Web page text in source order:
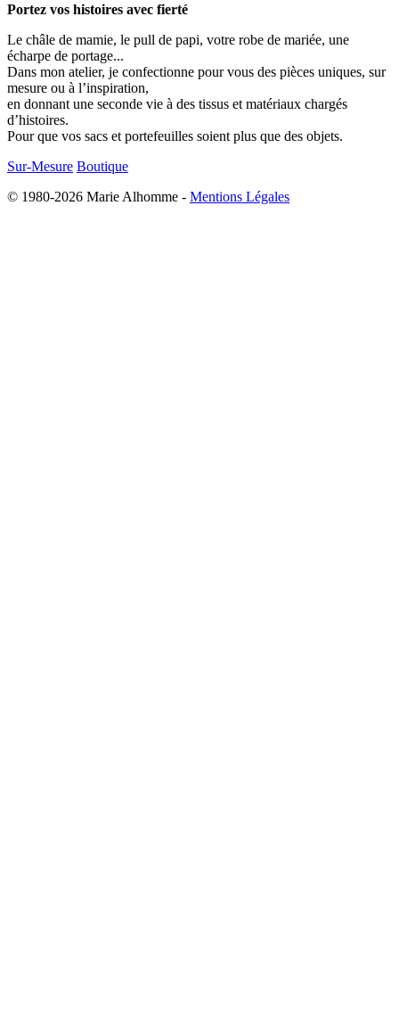
Portez vos histoires avec fierté
Le châle de mamie, le pull de papi, votre robe de mariée, une
écharpe de portage...
Dans mon atelier, je confectionne pour vous des pièces uniques, sur
mesure ou à l’inspiration,
en donnant une seconde vie à des tissus et matériaux chargés
d’histoires.
Pour que vos sacs et portefeuilles soient plus que des objets.
Sur-Mesure Boutique
© 1980-2026 Marie Alhomme - Mentions Légales